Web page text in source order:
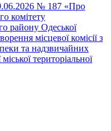
№ 187 «Про
комітету
району Одеської
місцевої комісії з
та надзвичайних
територіальної